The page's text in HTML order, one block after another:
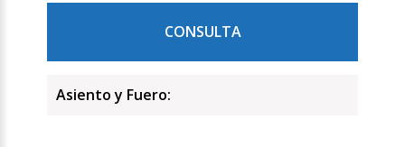
CONSULTA
Asiento y Fuero: